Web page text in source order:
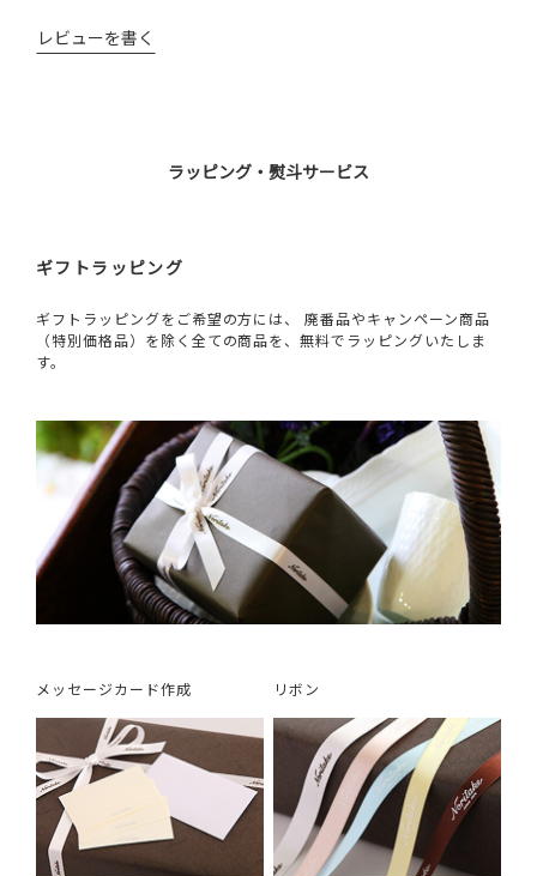
レビューを書く
ラッピング・熨斗サービス
ギフトラッピング
ギフトラッピングをご希望の方には、 廃番品やキャンペーン商品
（特別価格品）を除く全ての商品を、無料でラッピングいたしま
す。
メッセージカード作成 リボン